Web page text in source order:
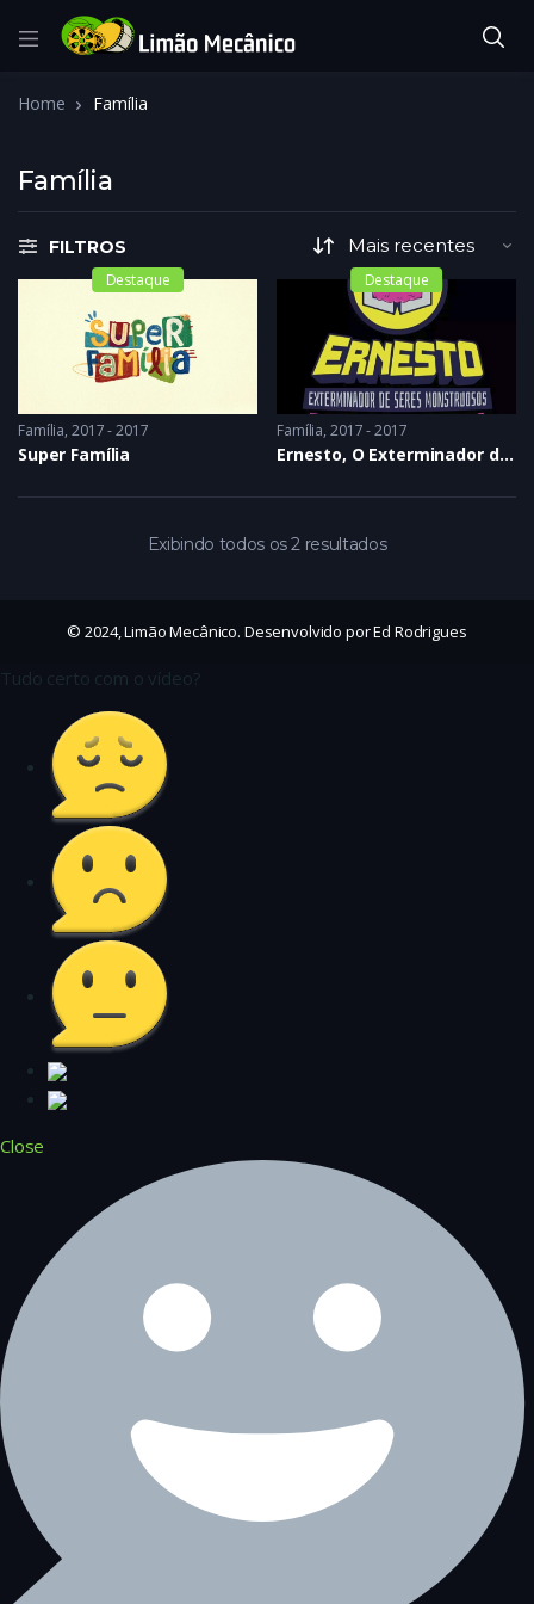
Home Família
Família
FILTROS
Destaque
Família 2017 - 2017
Super Família
Destaque
Família 2017 - 2017
Ernesto, O Exterminador de Seres Monstruosos (E Outras Porcarias)
Exibindo todos os 2 resultados
© 2024, Limão Mecânico. Desenvolvido por Ed Rodrigues
Tudo certo com o vídeo?
Close